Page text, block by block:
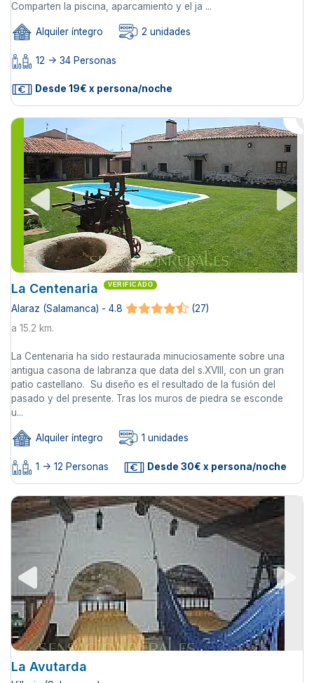
Comparten la piscina, aparcamiento y el ja ...
Alquiler íntegro 2 unidades
12 -> 34 Personas
Desde 19€ x persona/noche
La Centenaria VERIFICADO
Alaraz (Salamanca) - 4.8
(27)
a 15.2 km.
La Centenaria ha sido restaurada minuciosamente sobre una
antigua casona de labranza que data del s.XVIII, con un gran
patio castellano. Su diseño es el resultado de la fusión del
pasado y del presente. Tras los muros de piedra se esconde
u...
Alquiler íntegro 1 unidades
1 -> 12 Personas Desde 30€ x persona/noche
La Avutarda